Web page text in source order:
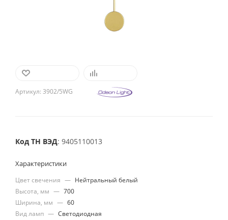
Артикул: 3902/5WG
Код ТН ВЭД: 9405110013
Характеристики
Цвет свечения — Нейтральный белый
Высота, мм — 700
Ширина, мм — 60
Вид ламп — Светодиодная